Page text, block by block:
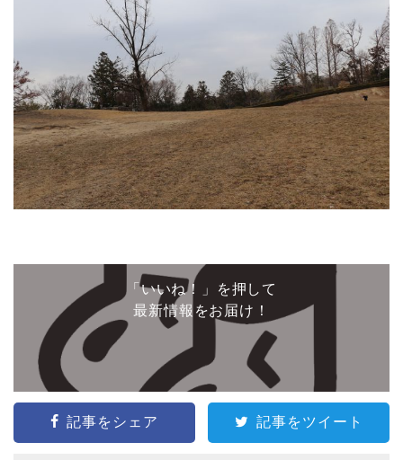
「いいね！」を押して
最新情報をお届け！
記事をシェア 記事をツイート